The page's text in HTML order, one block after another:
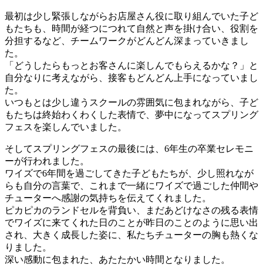
最初は少し緊張しながらお店屋さん役に取り組んでいた子ど
もたちも、時間が経つにつれて自然と声を掛け合い、役割を
分担するなど、チームワークがどんどん深まっていきまし
た。
「どうしたらもっとお客さんに楽しんでもらえるかな？」と
自分なりに考えながら、接客もどんどん上手になっていまし
た。
いつもとは少し違うスクールの雰囲気に包まれながら、子ど
もたちは終始わくわくした表情で、夢中になってスプリング
フェスを楽しんでいました。
そしてスプリングフェスの最後には、6年生の卒業セレモニ
ーが行われました。
ワイズで6年間を過ごしてきた子どもたちが、少し照れなが
らも自分の言葉で、これまで一緒にワイズで過ごした仲間や
チューターへ感謝の気持ちを伝えてくれました。
ピカピカのランドセルを背負い、まだあどけなさの残る表情
でワイズに来てくれた日のことが昨日のことのように思い出
され、大きく成長した姿に、私たちチューターの胸も熱くな
りました。
深い感動に包まれた、あたたかい時間となりました。